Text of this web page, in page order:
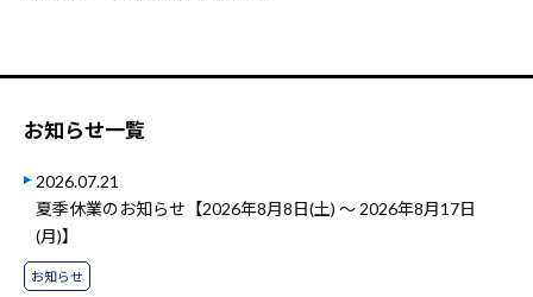
お知らせ一覧
2026.07.21
夏季休業のお知らせ【2026年8月8日(土) ～ 2026年8月17日
(月)】
お知らせ